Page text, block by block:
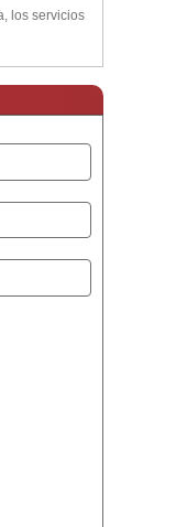
los servicios